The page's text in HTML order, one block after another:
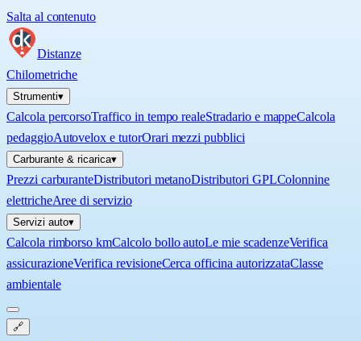
Salta al contenuto
Distanze
Chilometriche
Strumenti▾
Calcola percorsoTraffico in tempo realeStradario e mappeCalcola
pedaggioAutovelox e tutorOrari mezzi pubblici
Carburante & ricarica▾
Prezzi carburanteDistributori metanoDistributori GPLColonnine
elettricheAree di servizio
Servizi auto▾
Calcola rimborso kmCalcolo bollo autoLe mie scadenzeVerifica
assicurazioneVerifica revisioneCerca officina autorizzataClasse
ambientale
🔗